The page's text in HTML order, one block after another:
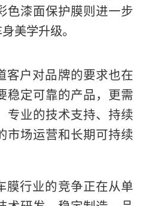
色漆面保护膜则进一步
美学升级。
客户对品牌的要求也在
稳定可靠的产品，更需
专业的技术支持、持续
市场运营和长期可持续
膜行业的竞争正在从单